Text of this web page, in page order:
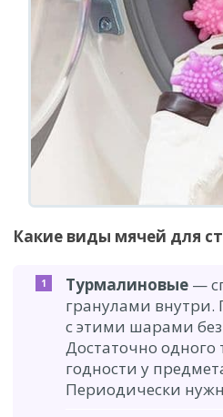
Какие виды мячей для
Турмалиновые —
гранулами
с этими шарами
Достаточно одного
годности у
Периодически